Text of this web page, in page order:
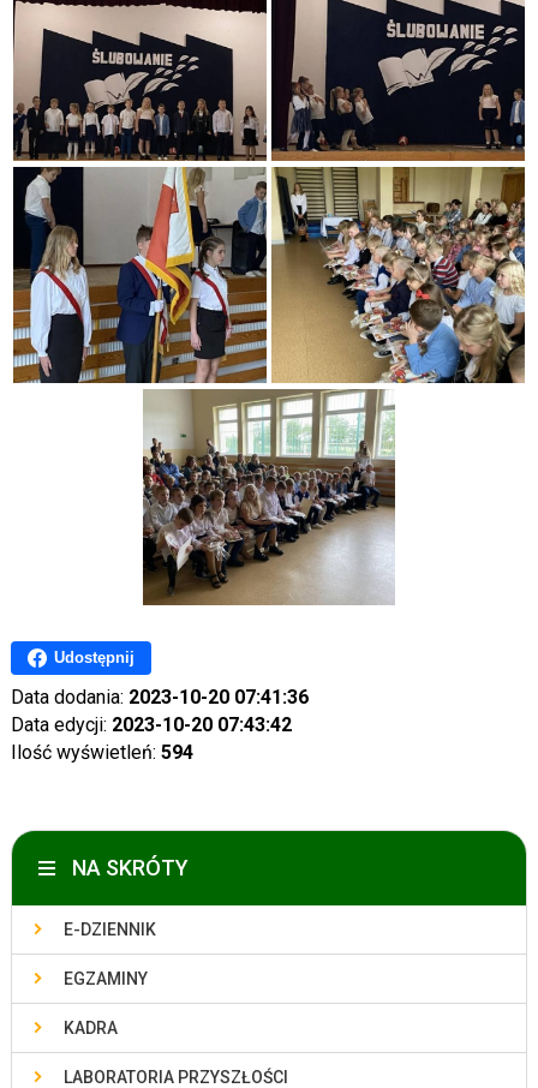
Udostępnij
Data dodania: 2023-10-20 07:41:36
Data edycji: 2023-10-20 07:43:42
Ilość wyświetleń: 594
NA SKRÓTY
E-DZIENNIK
EGZAMINY
KADRA
LABORATORIA PRZYSZŁOŚCI